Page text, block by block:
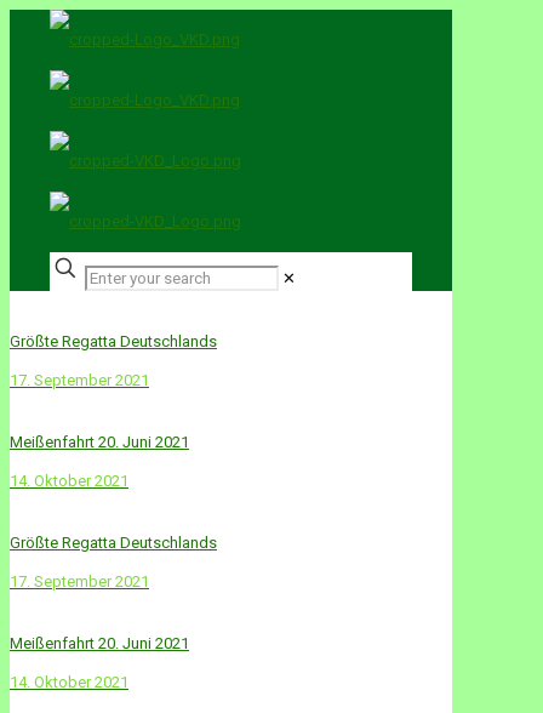
✕
Größte Regatta Deutschlands
17. September 2021
Meißenfahrt 20. Juni 2021
14. Oktober 2021
Größte Regatta Deutschlands
17. September 2021
Meißenfahrt 20. Juni 2021
14. Oktober 2021